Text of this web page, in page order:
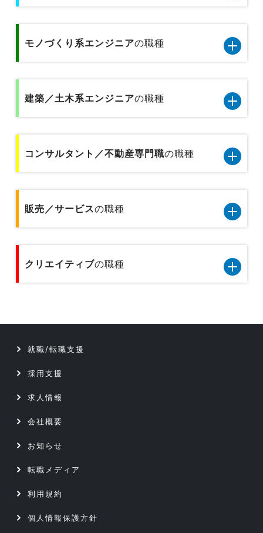
不動産営業／建設営業
専門商社の営業
金融業界の代理店営業
金融業界の法人営業
経営企画／事業企画
貿易／国際業務
広報／PR／IR
広告宣伝
秘書／受付
企画事務
貿易事務
総務事務／法務事務／知財事務／広報事務
IT/通信系エンジニア8職種のデータです
テクニカルサポート／ヘルプデスク
データベース／セキュリティエンジニア
Webエンジニア
プリセールス
ITコンサルタント
モノづくり系エンジニアの職種
モノづくり系エンジニア5職種のデータです
品質管理／品質保証（モノづくり系)
機械設計／金型設計／光学設計
建築／土木系エンジニアの職種
建築／土木系エンジニア6職種のデータです
プラントエンジニア
設備保全／保守／設備メンテナンス
技術開発／部材開発／解析／調査
コンサルタント／不動産専門職の職種
コンサルタント／不動産専門職2職種のデータで
す
コンサルタント
販売／サービスの職種
販売／サービス10職種のデータです
テクニカルサポート／ヘルプデスク
Webエンジニア
プリセールス
クリエイティブの職種
テクニカルサポート／ヘルプデスク
データベース／セキュリティエンジニア
アプリケーションエンジニア
Webエンジニア
就職/転職支援
採用支援
求人情報
会社概要
お知らせ
転職メディア
利用規約
個人情報保護方針